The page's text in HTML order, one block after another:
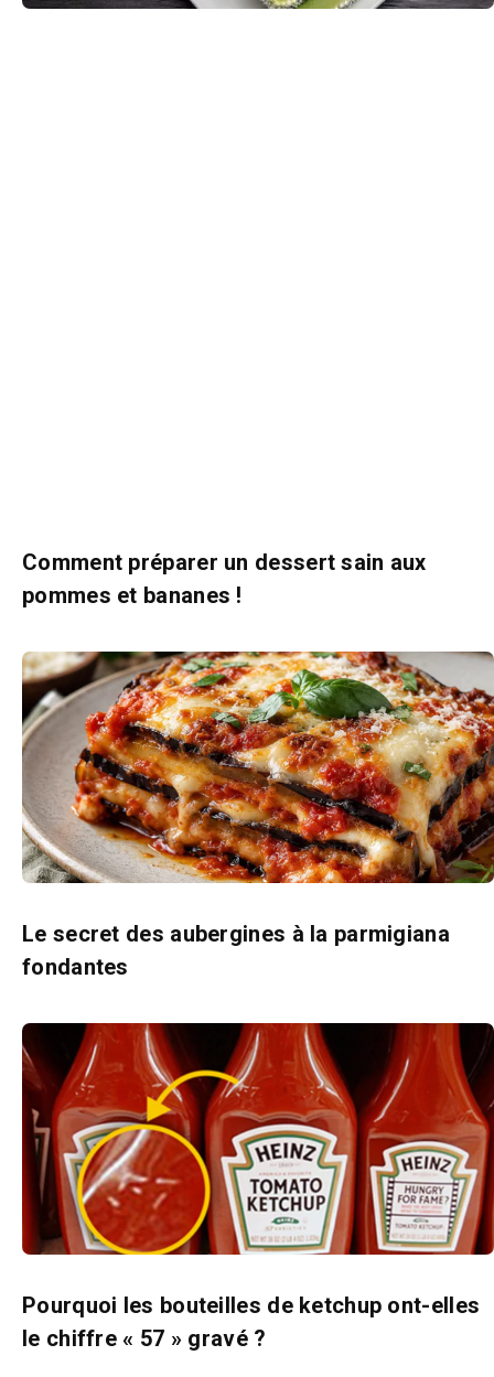
Comment préparer un dessert sain aux
pommes et bananes !
Le secret des aubergines à la parmigiana
fondantes
Pourquoi les bouteilles de ketchup ont-elles
le chiffre « 57 » gravé ?